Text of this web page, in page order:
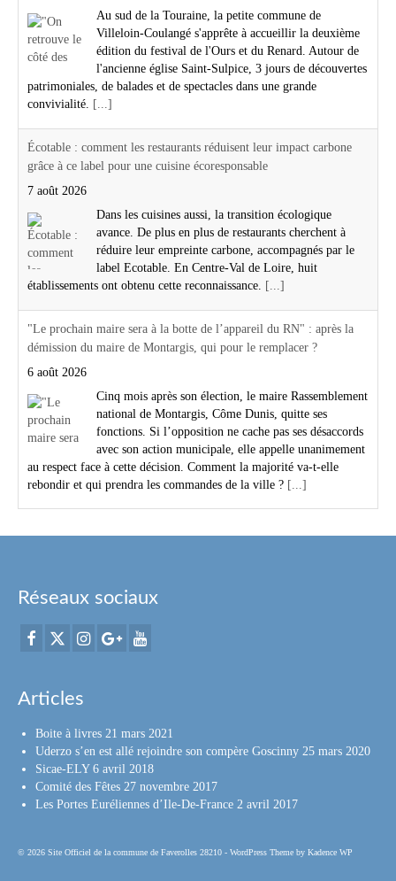
Au sud de la Touraine, la petite commune de
Villeloin-Coulangé s'apprête à accueillir la deuxième
édition du festival de l'Ours et du Renard. Autour de
l'ancienne église Saint-Sulpice, 3 jours de découvertes
patrimoniales, de balades et de spectacles dans une grande
convivialité. [...]
Écotable : comment les restaurants réduisent leur impact carbone
grâce à ce label pour une cuisine écoresponsable
7 août 2026
Dans les cuisines aussi, la transition écologique
avance. De plus en plus de restaurants cherchent à
réduire leur empreinte carbone, accompagnés par le
label Ecotable. En Centre-Val de Loire, huit
établissements ont obtenu cette reconnaissance. [...]
"Le prochain maire sera à la botte de l’appareil du RN" : après la
démission du maire de Montargis, qui pour le remplacer ?
6 août 2026
Cinq mois après son élection, le maire Rassemblement
national de Montargis, Côme Dunis, quitte ses
fonctions. Si l’opposition ne cache pas ses désaccords
avec son action municipale, elle appelle unanimement
au respect face à cette décision. Comment la majorité va-t-elle
rebondir et qui prendra les commandes de la ville ? [...]
Réseaux sociaux
Articles
Boite à livres 21 mars 2021
Uderzo s’en est allé rejoindre son compère Goscinny 25 mars 2020
Sicae-ELY 6 avril 2018
Comité des Fêtes 27 novembre 2017
Les Portes Euréliennes d’Ile-De-France 2 avril 2017
© 2026 Site Officiel de la commune de Faverolles 28210 - WordPress Theme by Kadence WP